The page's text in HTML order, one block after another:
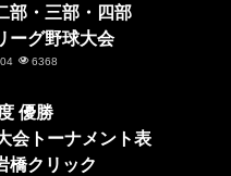
部・三部・四部
ーグ野球大会
6368
優勝
会トーナメント表
橋クリック